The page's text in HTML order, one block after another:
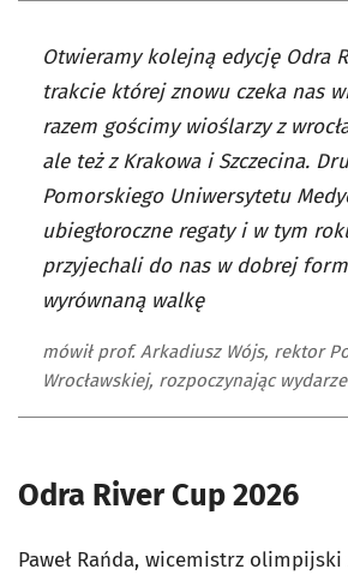
Otwieramy kolejną edycję Odra
trakcie której znowu czeka nas
razem gościmy wioślarzy z
ale też z Krakowa i Szczecina.
Pomorskiego Uniwersytetu
ubiegłoroczne regaty i w tym
przyjechali do nas w dobrej
wyrównaną walkę
mówił prof. Arkadiusz Wójs, rektor
Wrocławskiej, rozpoczynając
Odra River Cup 2026
Paweł Rańda, wicemistrz olimpijski